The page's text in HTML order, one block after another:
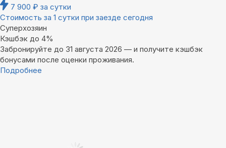
7 900 ₽ за сутки
Стоимость за 1 сутки при заезде сегодня
Суперхозяин
Кэшбэк до 4%
Забронируйте до 31 августа 2026 — и получите кэшбэк
бонусами после оценки проживания.
Подробнее